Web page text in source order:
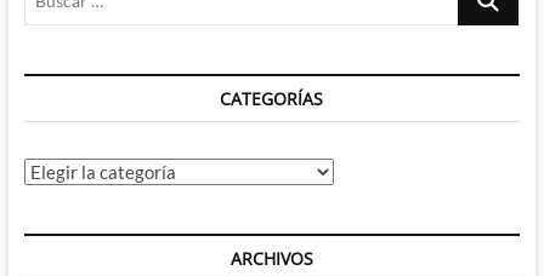
y
dignidad
parte
los
autores
del
CATEGORÍAS
Categorías
ARCHIVOS